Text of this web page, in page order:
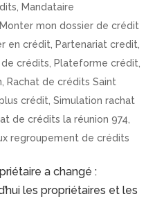
Mandataire
Monter mon dossier de crédit
en crédit Partenariat credit
crédits
Plateforme crédit
Rachat de crédits Saint
crédit ,Simulation rachat
de crédits la réunion 974
regroupement de crédits
a changé :
les propriétaires et les